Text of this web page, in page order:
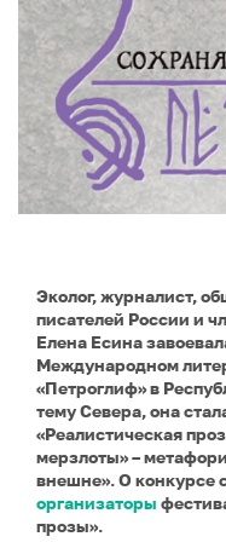
Эколог, журналист,
писателей России и
Елена Есина
Международном
«Петроглиф» в
тему Севера, она
«Реалистическая
мерзлоты» –
внешне». О конкурсе
организаторы
прозы».